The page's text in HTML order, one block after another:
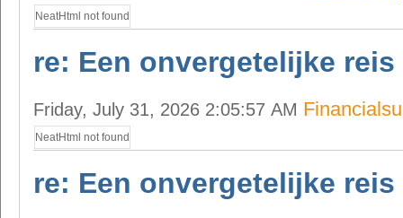
NeatHtml not found
re: Een onvergetelijke reis
Friday, July 31, 2026 2:05:57 AM
NeatHtml not found
re: Een onvergetelijke reis